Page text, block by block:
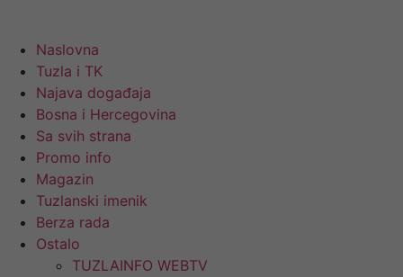
Naslovna
Tuzla i TK
Najava događaja
Bosna i Hercegovina
Sa svih strana
Promo info
Magazin
Tuzlanski imenik
Berza rada
Ostalo
TUZLAINFO WEBTV